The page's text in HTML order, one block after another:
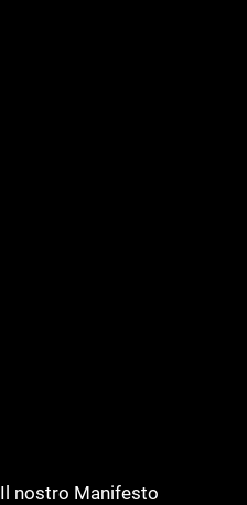
Il nostro Manifesto